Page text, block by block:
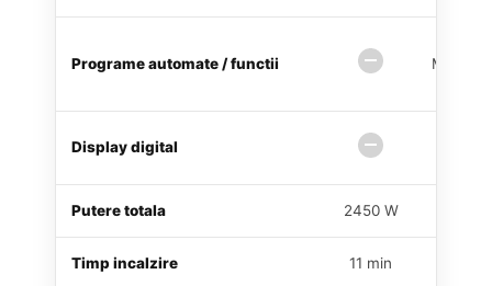
Programe automate / functii
Display digital
Putere totala 2450 W
Timp incalzire 11 min